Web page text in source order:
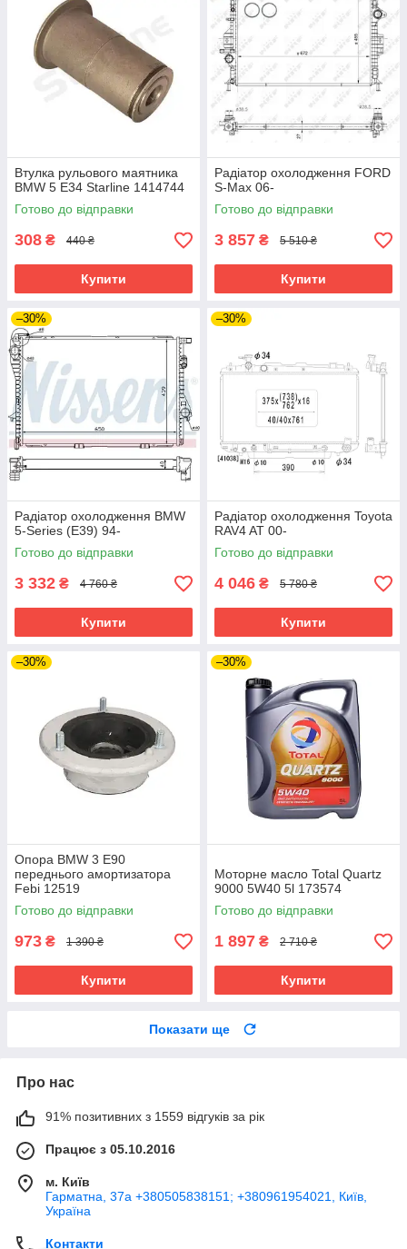
Втулка рульового маятника
BMW 5 E34 Starline 1414744
Готово до відправки
308 ₴ 440 ₴
Купити
Радіатор охолодження FORD
S-Max 06-
Готово до відправки
3 857 ₴ 5 510 ₴
Купити
–30%
Радіатор охолодження BMW
5-Series (E39) 94-
Готово до відправки
3 332 ₴ 4 760 ₴
Купити
–30%
Радіатор охолодження Toyota
RAV4 AT 00-
Готово до відправки
4 046 ₴ 5 780 ₴
Купити
–30%
Опора BMW 3 E90
переднього амортизатора
Febi 12519
Готово до відправки
973 ₴ 1 390 ₴
Купити
–30%
Моторне масло Total Quartz
9000 5W40 5l 173574
Готово до відправки
1 897 ₴ 2 710 ₴
Купити
Показати ще
Про нас
91% позитивних з 1559 відгуків за рік
Працює з 05.10.2016
м. Київ
Гарматна, 37а +380505838151; +380961954021, Київ,
Україна
Контакти